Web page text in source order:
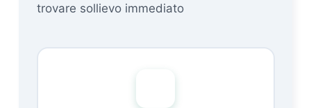
trovare sollievo immediato